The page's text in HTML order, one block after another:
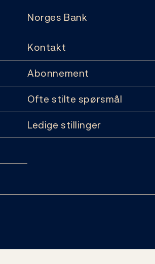
Norges Bank
Kontakt
Abonnement
Ofte stilte spørsmål
Ledige stillinger